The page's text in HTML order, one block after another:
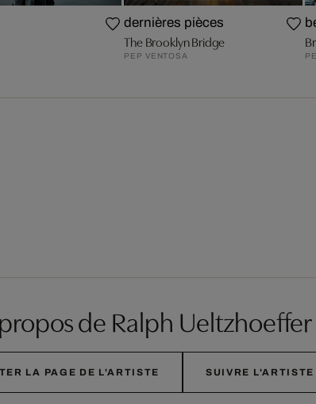
dernières pièces
The Brooklyn Bridge
PEP VENTOSA
de Ralph Ueltzhoeffer
LA PAGE DE L'ARTISTE SUIVRE L'ARTISTE